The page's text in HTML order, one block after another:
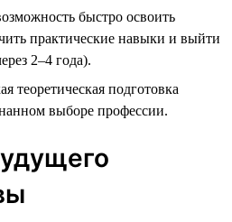
быстро освоить
практические навыки и выйти
2–4 года).
теоретическая подготовка
выборе профессии.